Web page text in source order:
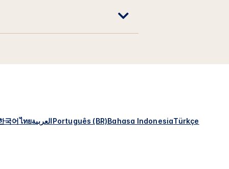
국어ไทยالعربيةPortuguês (BR)Bahasa IndonesiaTürkçe